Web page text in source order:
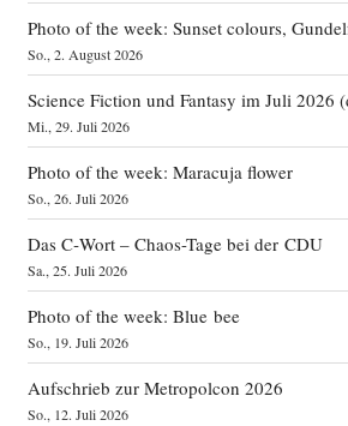
Photo of the week: Sunset colours,
So., 2. August 2026
Science Fiction und Fantasy im Juli 2026
Mi., 29. Juli 2026
Photo of the week: Maracuja flower
So., 26. Juli 2026
Das C‑Wort – Chaos-Tage bei der CDU
Sa., 25. Juli 2026
Photo of the week: Blue bee
So., 19. Juli 2026
Aufschrieb zur Metropolcon 2026
So., 12. Juli 2026